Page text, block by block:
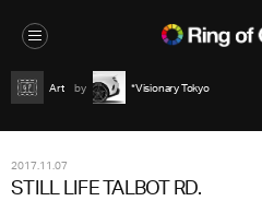
Art *Visionary Tokyo
2017.11.07
STILL LIFE TALBOT RD.